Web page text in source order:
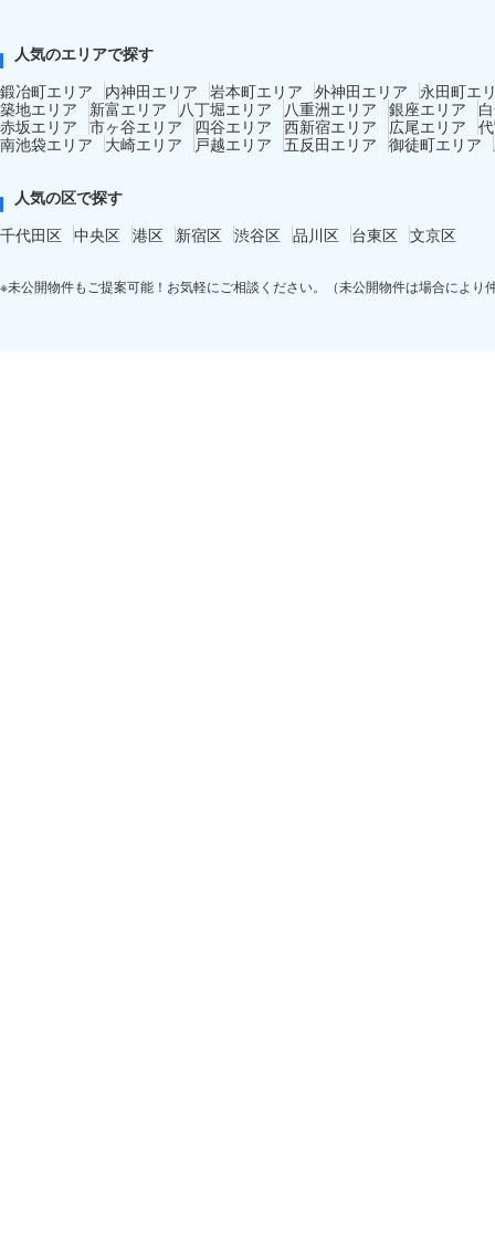
人気のエリアで探す
鍛冶町エリア
内神田エリア 岩本町エリア 外神田エリア
永田町エ
築地エリア
新富エリア 八丁堀エリア 八重洲エリア 銀座エリア
赤坂エリア 市ヶ谷エリア 四谷エリア 西新宿エリア 広尾エリア
南池袋エリア
大崎エリア 戸越エリア 五反田エリア 御徒町エリア
人気の区で探す
千代田区 中央区 港区 新宿区 渋谷区 品川区 台東区 文京区
※未公開物件もご提案可能！お気軽にご相談ください。（未公開物件は場合により